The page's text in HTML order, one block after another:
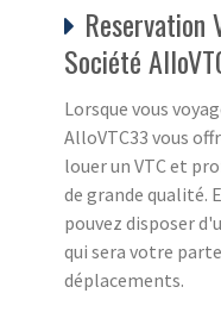
Reservation
Société
Lorsque vous
AlloVTC33 vous
louer un VTC et
de grande qualité.
pouvez disposer
qui sera votre
déplacements.